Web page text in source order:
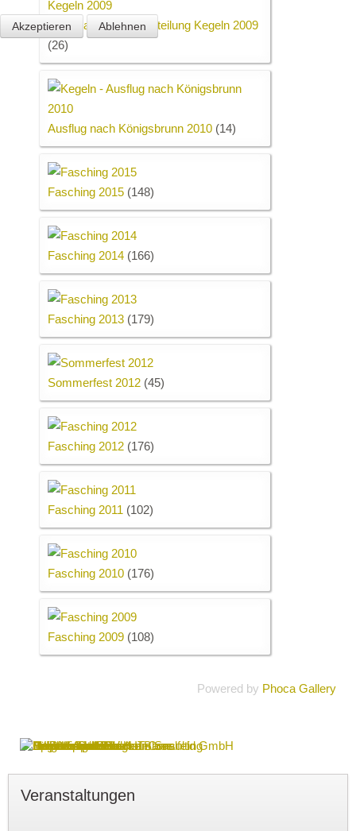
Saisonauftaktfeier Abteilung Kegeln 2009
(26)
Ausflug nach Königsbrunn 2010 (14)
Fasching 2015 (148)
Fasching 2014 (166)
Fasching 2013 (179)
Sommerfest 2012 (45)
Fasching 2012 (176)
Fasching 2011 (102)
Fasching 2010 (176)
Fasching 2009 (108)
Powered by Phoca Gallery
Veranstaltungen
Akzeptieren Ablehnen